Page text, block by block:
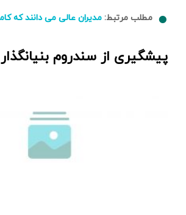
مطلب مرتبط: مدیران عالی می دانند که
پیشگیری از سندروم بنیانگذار